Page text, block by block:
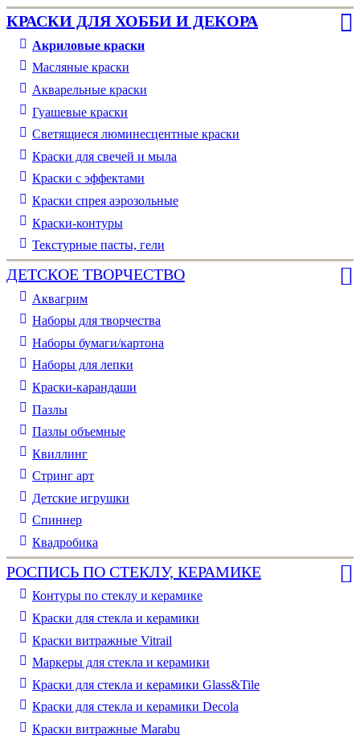
КРАСКИ ДЛЯ ХОББИ И ДЕКОРА
Акриловые краски
Масляные краски
Акварельные краски
Гуашевые краски
Светящиеся люминесцентные краски
Краски для свечей и мыла
Краски с эффектами
Краски спрея аэрозольные
Краски-контуры
Текстурные пасты, гели
ДЕТСКОЕ ТВОРЧЕСТВО
Аквагрим
Наборы для творчества
Наборы бумаги/картона
Наборы для лепки
Краски-карандаши
Пазлы
Пазлы объемные
Квиллинг
Стринг арт
Детские игрушки
Спиннер
Квадробика
РОСПИСЬ ПО СТЕКЛУ, КЕРАМИКЕ
Контуры по стеклу и керамике
Краски для стекла и керамики
Краски витражные Vitrail
Маркеры для стекла и керамики
Краски для стекла и керамики Glass&Tile
Краски для стекла и керамики Decola
Краски витражные Marabu